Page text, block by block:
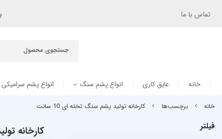
تماس با ما
خانه عایق کاری انواع پشم سنگ انواع پشم سرامیکی
خانه برچسب‌ها کارخانه تولید پشم سنگ تخته ای 10 سانت
فیلتر کارخانه